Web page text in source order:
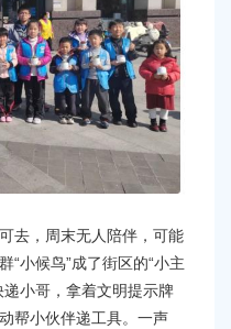
，周末无人陪伴，可能
“小候鸟”成了街区的“小主
小哥，拿着文明提示牌
帮小伙伴递工具。一声